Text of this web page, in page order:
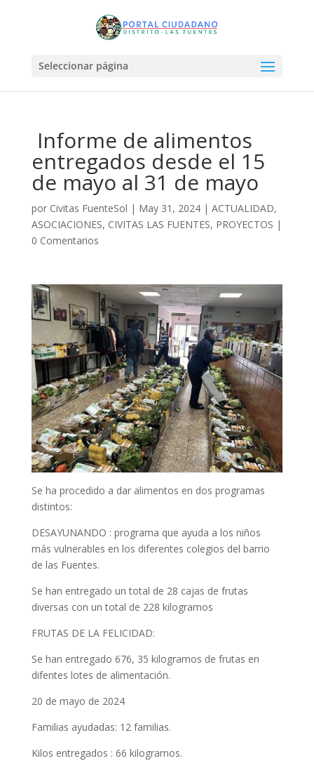
Seleccionar página
Informe de alimentos
entregados desde el 15
de mayo al 31 de mayo
por Civitas FuenteSol | May 31, 2024| ACTUALIDAD,
ASOCIACIONES, CIVITAS LAS FUENTES, PROYECTOS |
0 Comentarios
Se ha procedido a dar alimentos en dos programas
distintos:
DESAYUNANDO : programa que ayuda a los niños
más vulnerables en los diferentes colegios del barrio
de las Fuentes.
Se han entregado un total de 28 cajas de frutas
diversas con un total de 228 kilogramos
FRUTAS DE LA FELICIDAD:
Se han entregado 676, 35 kilogramos de frutas en
difentes lotes de alimentación.
20 de mayo de 2024
Familias ayudadas: 12 familias.
Kilos entregados : 66 kilogramos.